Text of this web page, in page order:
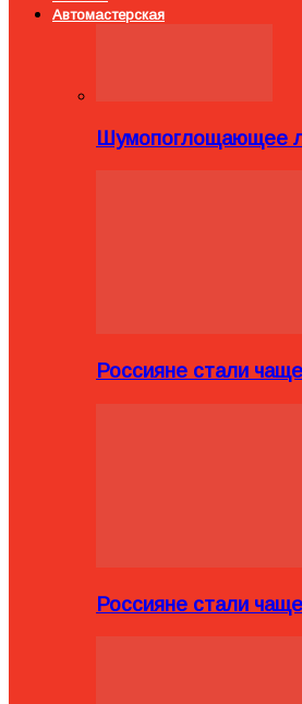
Автомастерская
Шумопоглощающее
Россияне стали
Россияне стали